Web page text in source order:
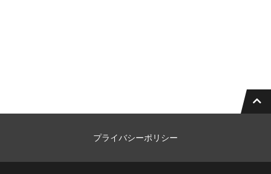
プライバシーポリシー